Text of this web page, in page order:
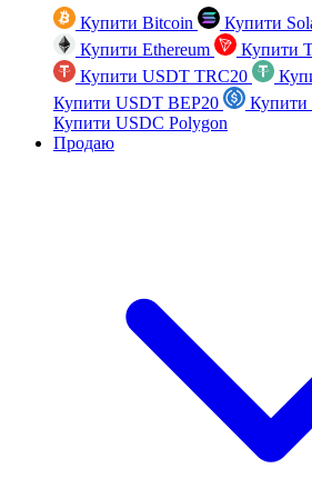
Купити Bitcoin Купити
Купити Ethereum
Купити
Купити USDT TRC20
Купити USDT BEP20
Купити
Купити USDC Polygon
Продаю